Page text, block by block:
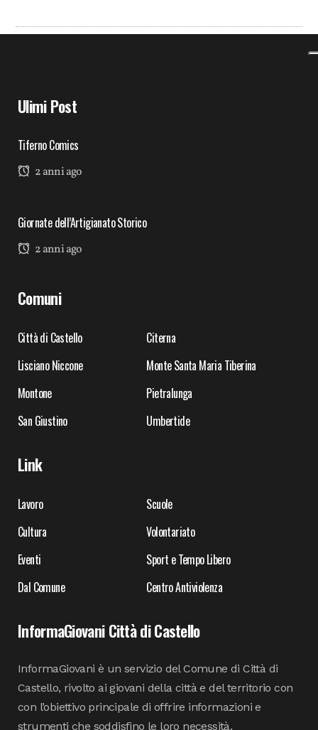
Ulimi Post
Tiferno Comics
2 anni ago
Giornate dell’Artigianato Storico
2 anni ago
Comuni
Città di Castello
Citerna
Lisciano Niccone
Monte Santa Maria Tiberina
Montone
Pietralunga
San Giustino
Umbertide
Link
Lavoro
Scuole
Cultura
Volontariato
Eventi
Sport e Tempo Libero
Dal Comune
Centro Antiviolenza
InformaGiovani Città di Castello
InformaGiovani è un servizio del Comune di Città di
Castello, rivolto ai giovani della città e del territorio con
con l’obiettivo principale di offrire informazioni e
strumenti che soddisfino le loro necessità.